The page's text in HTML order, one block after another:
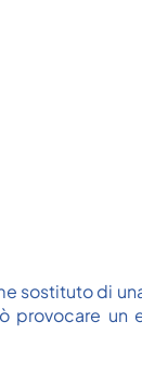
sostituto di
provocare un